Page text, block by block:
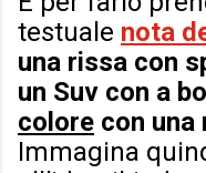
testuale nota
una rissa con
un Suv con a
colore con una
Immagina